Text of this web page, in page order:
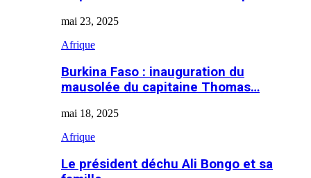
mai 23, 2025
Afrique
Burkina Faso : inauguration du
mausolée du capitaine Thomas…
mai 18, 2025
Afrique
Le président déchu Ali Bongo et sa